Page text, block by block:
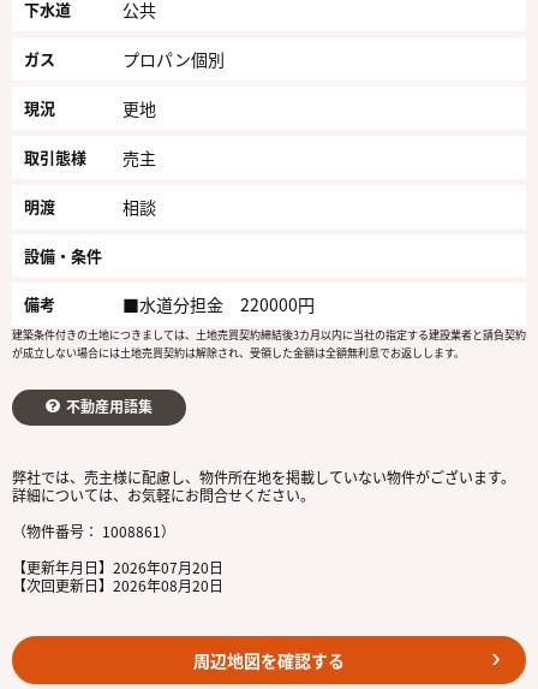
下水道 公共
ガス プロパン個別
現況 更地
取引態様 売主
明渡 相談
設備・条件
備考 ■水道分担金 220000円
建築条件付きの土地につきましては、土地売買契約締結後3カ月以内に当社の指定する建設業者と請負契約
が成立しない場合には土地売買契約は解除され、受領した金額は全額無利息でお返しします。
不動産用語集
弊社では、売主様に配慮し、物件所在地を掲載していない物件がございます。
詳細については、お気軽にお問合せください。
（物件番号： 1008861）
【更新年月日】2026年07月20日
【次回更新日】2026年08月20日
周辺地図を確認する